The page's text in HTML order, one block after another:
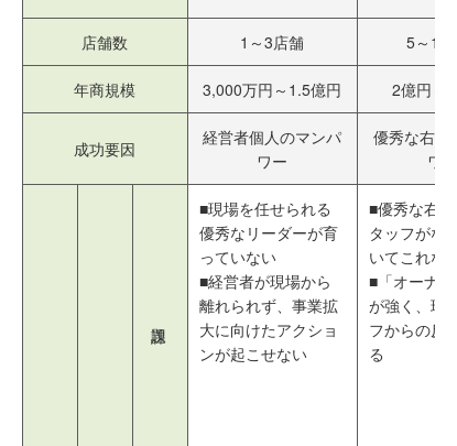
店舗数 1～3店舗 5～10
年商規模 3,000万円～1.5億円 2億円～
成功要因
経営者個人のマンパ
ワー
優秀な右腕
ワー
■現場を任せられる
優秀なリーダーが育
っていない
■経営者が現場から
離れられず、事業拡
大に向けたアクショ
ンが起こせない
■優秀な右
タッフがな
いてこれない
■「オーナ
が強く、現
フからの反
る